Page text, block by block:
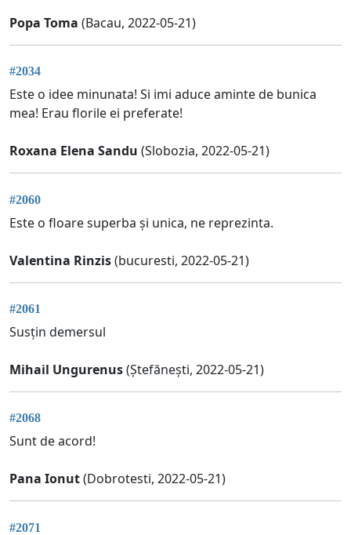
Popa Toma (Bacau, 2022-05-21)
#2034
Este o idee minunata! Si imi aduce aminte de bunica
mea! Erau florile ei preferate!
Roxana Elena Sandu (Slobozia, 2022-05-21)
#2060
Este o floare superba și unica, ne reprezinta.
Valentina Rinzis(bucuresti, 2022-05-21)
#2061
Susțin demersul
Mihail Ungurenus(Ștefănești, 2022-05-21)
#2068
Sunt de acord!
Pana Ionut(Dobrotesti, 2022-05-21)
#2071